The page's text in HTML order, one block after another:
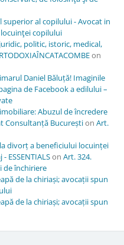
al copilului - Avocat in
copilului
politic, istoric, medical,
on
Daniel Băluță! Imaginile
de Facebook a edilului –
Abuzul de încredere
Consultanță Bucureștion Art.
divorț a beneficiului locuinței
ESSENTIALSon Art. 324.
de închiriere
de la chiriași; avocații spun
de la chiriași; avocații spun